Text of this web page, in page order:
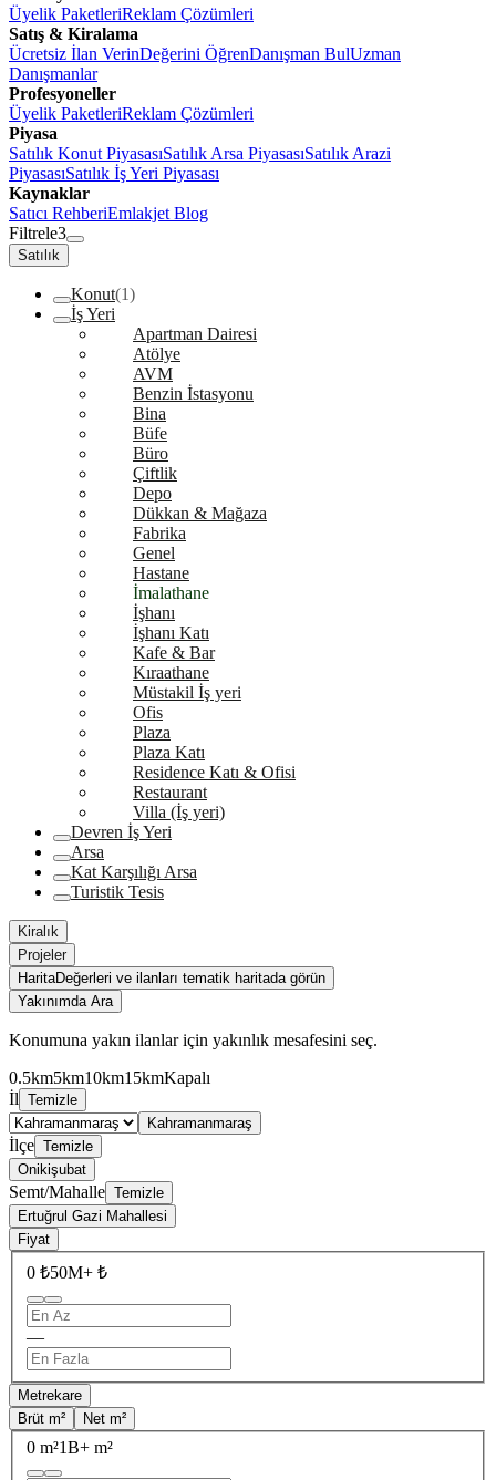
Üyelik PaketleriReklam Çözümleri
Satış & Kiralama
Ücretsiz İlan VerinDeğerini ÖğrenDanışman BulUzman
Danışmanlar
Profesyoneller
Üyelik PaketleriReklam Çözümleri
Piyasa
Satılık Konut PiyasasıSatılık Arsa PiyasasıSatılık Arazi
PiyasasıSatılık İş Yeri Piyasası
Kaynaklar
Satıcı RehberiEmlakjet Blog
Filtrele3
Satılık
Konut(1)
İş Yeri
Apartman Dairesi
Atölye
AVM
Benzin İstasyonu
Bina
Büfe
Büro
Çiftlik
Depo
Dükkan & Mağaza
Fabrika
Genel
Hastane
İmalathane
İşhanı
İşhanı Katı
Kafe & Bar
Kıraathane
Müstakil İş yeri
Ofis
Plaza
Plaza Katı
Residence Katı & Ofisi
Restaurant
Villa (İş yeri)
Devren İş Yeri
Arsa
Kat Karşılığı Arsa
Turistik Tesis
Kiralık
Projeler
HaritaDeğerleri ve ilanları tematik haritada görün
Yakınımda Ara
Konumuna yakın ilanlar için yakınlık mesafesini seç.
0.5km5km10km15kmKapalı
İl Temizle
Kahramanmaraş
İlçe Temizle
Onikişubat
Semt/Mahalle Temizle
Ertuğrul Gazi Mahallesi
Fiyat
0 ₺50M+ ₺
—
Metrekare
Brüt m²
Net m²
0 m²1B+ m²